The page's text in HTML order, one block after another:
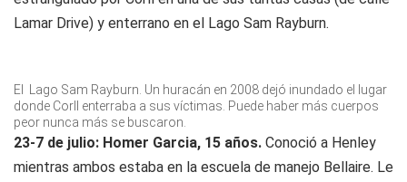
Lamar Drive) y enterrano en el Lago Sam Rayburn.
El Lago Sam Rayburn. Un huracán en 2008 dejó inundado el lugar
donde Corll enterraba a sus víctimas. Puede haber más cuerpos
peor nunca más se buscaron.
23-7 de julio: Homer Garcia, 15 años. Conoció a Henley
mientras ambos estaba en la escuela de manejo Bellaire. Le